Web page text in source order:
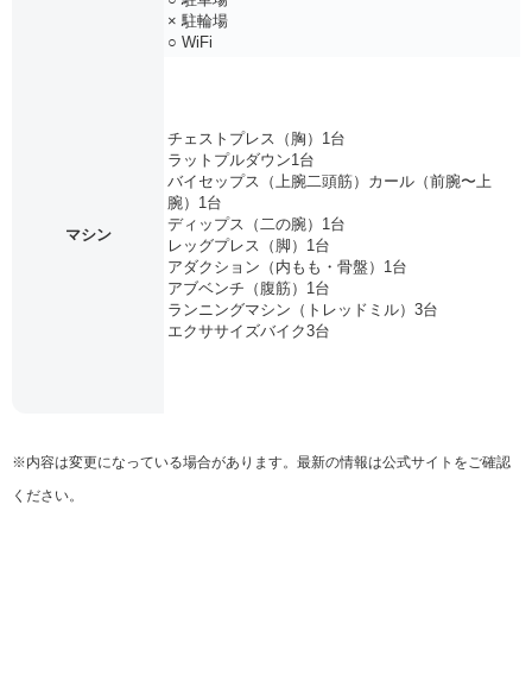
× 駐輪場
○ WiFi
マシン
チェストプレス（胸）1台
ラットプルダウン1台
バイセップス（上腕二頭筋）カール（前腕〜上
腕）1台
ディップス（二の腕）1台
レッグプレス（脚）1台
アダクション（内もも・骨盤）1台
アブベンチ（腹筋）1台
ランニングマシン（トレッドミル）3台
エクササイズバイク3台
※内容は変更になっている場合があります。最新の情報は公式サイトをご確認
ください。